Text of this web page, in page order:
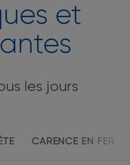
et
les jours
CARENCE EN FER